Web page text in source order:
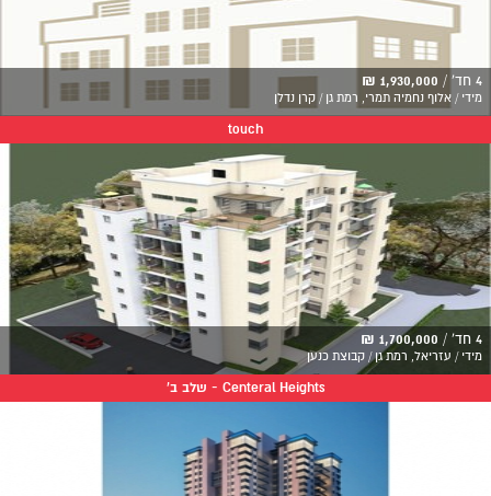
4 חד' / 1,930,000 ₪
מידי / אלוף נחמיה תמרי, רמת גן / קרן נדלן
touch
4 חד' / 1,700,000 ₪
מידי / עזריאל, רמת גן / קבוצת כנען
Centeral Heights - שלב ב'